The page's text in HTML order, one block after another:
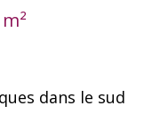
dans le sud